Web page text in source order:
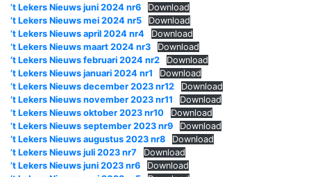
’t Lekers Nieuws juni 2024 nr6
Download
’t Lekers Nieuws mei 2024 nr5
Download
’t Lekers Nieuws april 2024 nr4
Download
’t Lekers Nieuws maart 2024 nr3
Download
’t Lekers Nieuws februari 2024 nr2
Download
’t Lekers Nieuws januari 2024 nr1
Download
’t Lekers Nieuws december 2023 nr12
Download
’t Lekers Nieuws november 2023 nr11
Download
’t Lekers Nieuws oktober 2023 nr10
Download
’t Lekers Nieuws september 2023 nr9
Download
’t Lekers Nieuws augustus 2023 nr8
Download
’t Lekers Nieuws juli 2023 nr7
Download
’t Lekers Nieuws juni 2023 nr6
Download